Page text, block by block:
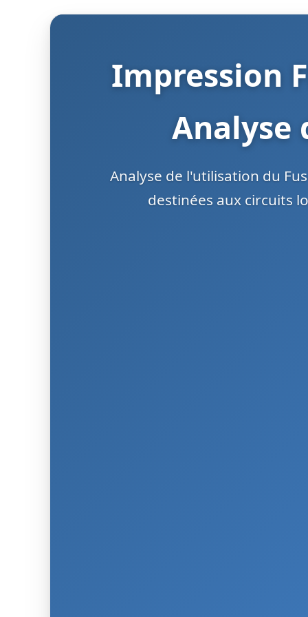
Impression
Analyse
Analyse de l'utilisation du
destinées aux circuits